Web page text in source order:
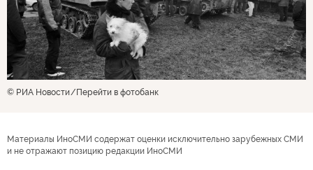
© РИА Новости Перейти в фотобанк
Материалы ИноСМИ содержат оценки исключительно зарубежных СМИ
и не отражают позицию редакции ИноСМИ